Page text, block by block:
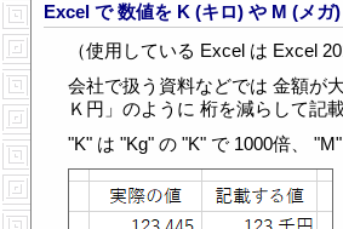
Excel で 数値を K (キロ) や M (メガ
（使用している Excel は Excel
会社で扱う資料などでは 金額が
Ｋ円」のように 桁を減らして記
"K" は "Kg" の "K" で 1000倍、 "M"